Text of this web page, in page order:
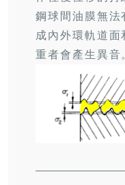
鋼球間油膜無法
成內外環軌道
重者會產生異音